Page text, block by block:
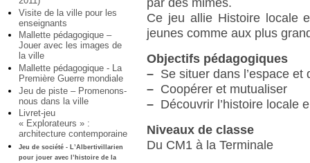
Visite de la ville pour les
enseignants
Mallette pédagogique –
Jouer avec les images de
la ville
Mallette pédagogique - La
Première Guerre mondiale
Jeu de piste – Promenons-
nous dans la ville
Livret-jeu
« Explorateurs » :
architecture contemporaine
Jeu de société - L’Albertivillarien
pour jouer avec l’histoire de la
par des mimes.
Ce jeu allie Histoire locale
jeunes comme aux plus
Objectifs pédagogiques
– Se situer dans l’espace et
– Coopérer et mutualiser
– Découvrir l’histoire locale
Niveaux de classe
Du CM1 à la Terminale